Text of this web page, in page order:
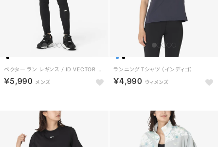
ベクター ラン レギンス / ID VECTOR RUN LEGGINGS （ブラック）
￥5,990
ランニング Tシャツ （インディゴ）
￥4,990